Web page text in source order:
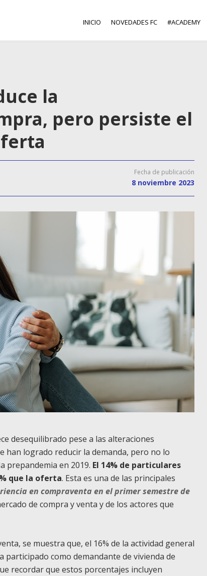
INICIO NOVEDADES FC #ACADEMY
la
pero persiste el
Fecha de publicación
8 noviembre 2023
desequilibrado pese a las alteraciones
han logrado reducir la demanda, pero no lo
prepandemia en 2019. El 14% de particulares
que la oferta. Esta es una de las principales
en compraventa en el primer semestre de
de compra y venta y de los actores que
se muestra que, el 16% de la actividad general
como demandante de vivienda de
recordar que estos porcentajes incluyen